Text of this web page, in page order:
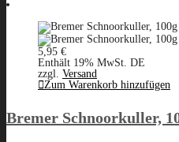
5,95 €
Enthält 19% MwSt. DE
zzgl. Versand
Zum Warenkorb hinzufügen
Bremer Schnoorkuller,